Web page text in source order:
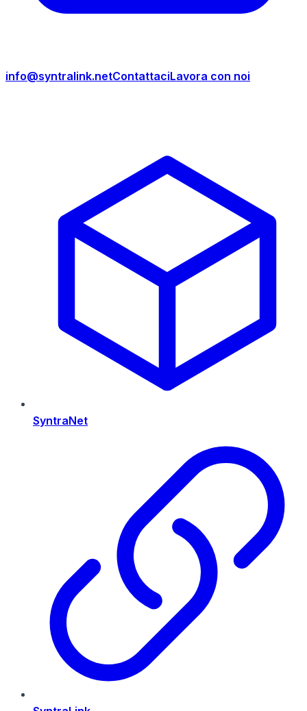
info@syntralink.netContattaciLavora con noi
SyntraNet